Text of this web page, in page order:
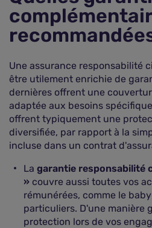
Une assurance responsabilité
être utilement enrichie de
dernières offrent une
adaptée aux besoins
offrent typiquement une
diversifiée, par rapport à la
incluse dans un contrat
La garantie responsabilité
» couvre aussi toutes vos
rémunérées, comme le
particuliers. D'une manière
protection lors de vos